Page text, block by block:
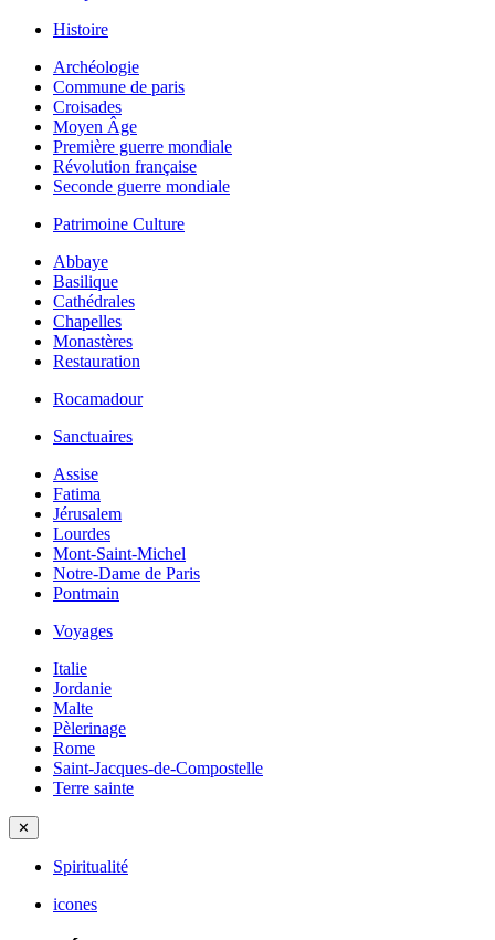
Histoire
Archéologie
Commune de paris
Croisades
Moyen Âge
Première guerre mondiale
Révolution française
Seconde guerre mondiale
Patrimoine Culture
Abbaye
Basilique
Cathédrales
Chapelles
Monastères
Restauration
Rocamadour
Sanctuaires
Assise
Fatima
Jérusalem
Lourdes
Mont-Saint-Michel
Notre-Dame de Paris
Pontmain
Voyages
Italie
Jordanie
Malte
Pèlerinage
Rome
Saint-Jacques-de-Compostelle
Terre sainte
✕
Spiritualité
icones